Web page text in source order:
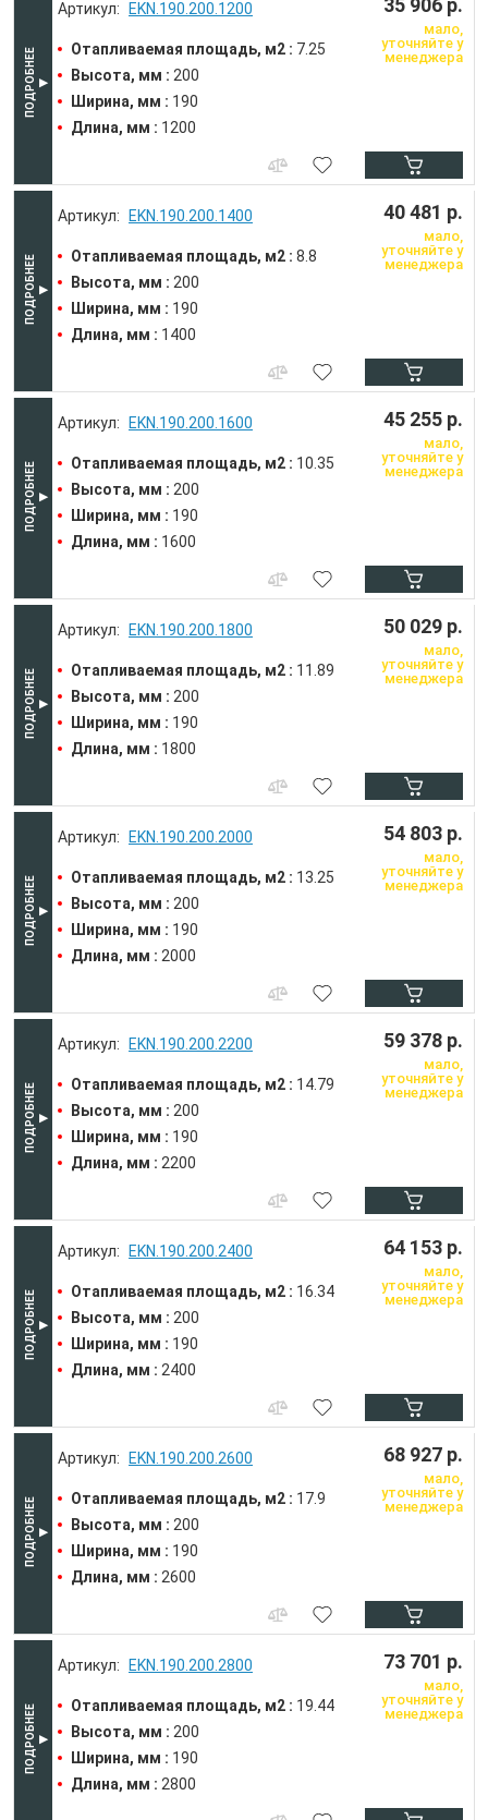
EKN.190.200.1200
Отапливаемая площадь, м2 : 7.25
Высота, мм : 200
Ширина, мм : 190
Длина, мм : 1200
35 906 р.
мало,
уточняйте у
менеджера
EKN.190.200.1400
Отапливаемая площадь, м2 : 8.8
Высота, мм : 200
Ширина, мм : 190
Длина, мм : 1400
40 481 р.
мало,
уточняйте у
менеджера
EKN.190.200.1600
Отапливаемая площадь, м2 : 10.35
Высота, мм : 200
Ширина, мм : 190
Длина, мм : 1600
45 255 р.
мало,
уточняйте у
менеджера
EKN.190.200.1800
Отапливаемая площадь, м2 : 11.89
Высота, мм : 200
Ширина, мм : 190
Длина, мм : 1800
50 029 р.
мало,
уточняйте у
менеджера
EKN.190.200.2000
Отапливаемая площадь, м2 : 13.25
Высота, мм : 200
Ширина, мм : 190
Длина, мм : 2000
54 803 р.
мало,
уточняйте у
менеджера
EKN.190.200.2200
Отапливаемая площадь, м2 : 14.79
Высота, мм : 200
Ширина, мм : 190
Длина, мм : 2200
59 378 р.
мало,
уточняйте у
менеджера
EKN.190.200.2400
Отапливаемая площадь, м2 : 16.34
Высота, мм : 200
Ширина, мм : 190
Длина, мм : 2400
64 153 р.
мало,
уточняйте у
менеджера
EKN.190.200.2600
Отапливаемая площадь, м2 : 17.9
Высота, мм : 200
Ширина, мм : 190
Длина, мм : 2600
68 927 р.
мало,
уточняйте у
менеджера
EKN.190.200.2800
Отапливаемая площадь, м2 : 19.44
Высота, мм : 200
Ширина, мм : 190
Длина, мм : 2800
73 701 р.
мало,
уточняйте у
менеджера